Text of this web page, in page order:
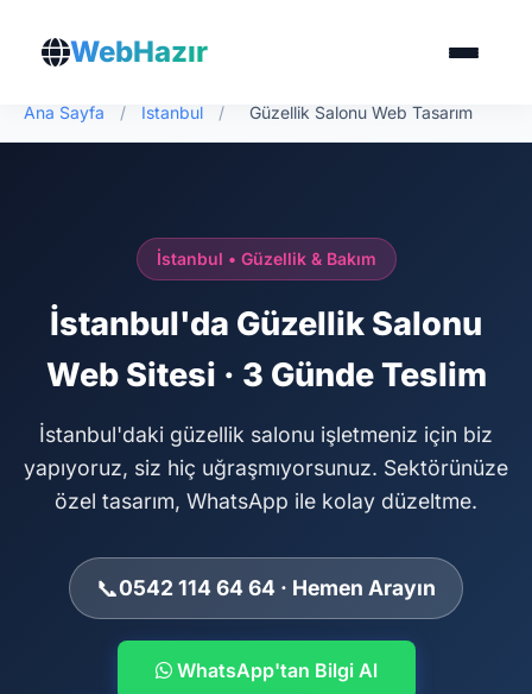
WebHazır
Ana Sayfa / İstanbul / Güzellik Salonu Web Tasarım
İstanbul • Güzellik & Bakım
İstanbul'da Güzellik Salonu
Web Sitesi · 3 Günde Teslim
İstanbul'daki güzellik salonu işletmeniz için biz
yapıyoruz, siz hiç uğraşmıyorsunuz. Sektörünüze
özel tasarım, WhatsApp ile kolay düzeltme.
📞0542 114 64 64 · Hemen Arayın
WhatsApp'tan Bilgi Al